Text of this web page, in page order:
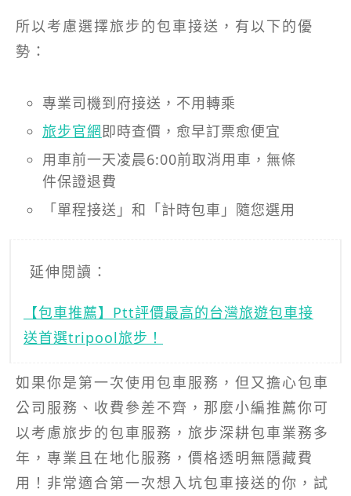
所以考慮選擇旅步的包車接送，有以下的優
勢：
專業司機到府接送，不用轉乘
旅步官網即時查價，愈早訂票愈便宜
用車前一天凌晨6:00前取消用車，無條
件保證退費
「單程接送」和「計時包車」隨您選用
延伸閱讀：
【包車推薦】Ptt評價最高的台灣旅遊包車接
送首選tripool旅步！
如果你是第一次使用包車服務，但又擔心包車
公司服務、收費參差不齊，那麼小編推薦你可
以考慮旅步的包車服務，旅步深耕包車業務多
年，專業且在地化服務，價格透明無隱藏費
用！非常適合第一次想入坑包車接送的你，試